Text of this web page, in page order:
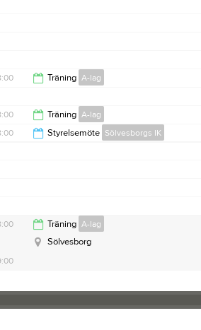
Träning A-lag
Träning A-lag
Styrelsemöte Sölvesborgs IK
Träning A-lag
Sölvesborg